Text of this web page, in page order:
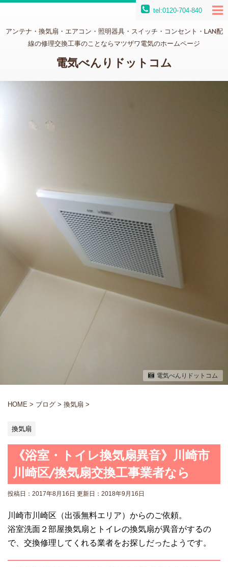
tel:0120-704-840
アンテナ・換気扇・エアコン・照明器具・スイッチ・コンセント・LAN配
線の修理交換工事のことならマツザワ電気のホームページ
電気べんりドットコム
電気べんりドットコム
HOME > ブログ > 換気扇 >
換気扇
《浴室・トイレ換気扇異音》川崎市
川崎区/換気扇交換工事業者なら
投稿日：2017年8月16日 更新日： 2018年9月16日
川崎市川崎区（出張無料エリア）からのご依頼。
浴室洗面２部屋換気扇とトイレの換気扇が異音がするの
で、交換修理してくれる業者をお探しだったようです。